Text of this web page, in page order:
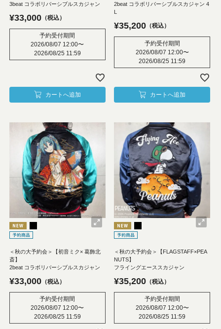
3beat コラボリバーシブルスカジャン
¥33,000 税込
予約受付期間
2026/08/07 12:00〜
2026/08/25 11:59
カートへ追加
2beat コラボリバーシブルスカジャン 4
L
¥35,200 税込
予約受付期間
2026/08/07 12:00〜
2026/08/25 11:59
カートへ追加
＜秋の大予約会＞【初音ミク× 葛飾北
斎】
2beat コラボリバーシブルスカジャン
¥33,000 税込
予約受付期間
2026/08/07 12:00〜
2026/08/25 11:59
＜秋の大予約会＞【FLAGSTAFF×PEA
NUTS】
フライングエーススカジャン
¥35,200 税込
予約受付期間
2026/08/07 12:00〜
2026/08/25 11:59